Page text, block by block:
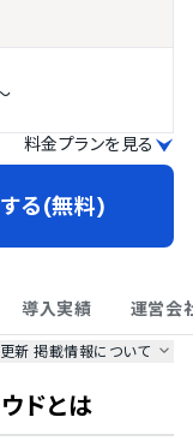
料金プランを見る
る(無料)
導入実績 運営会
新掲載情報について
一部PRONIアイミツSaaS
データを参照しています。
ドとは